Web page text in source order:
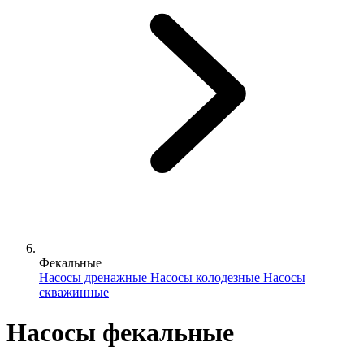
Фекальные
Насосы дренажные Насосы колодезные Насосы
скважинные
Насосы фекальные